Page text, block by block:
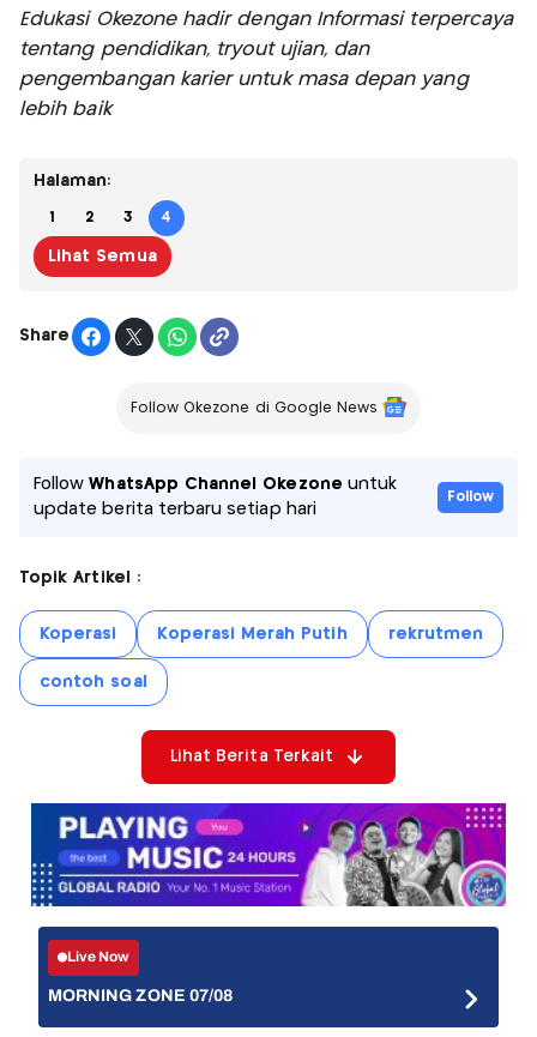
Edukasi Okezone hadir dengan Informasi terpercaya
tentang pendidikan, tryout ujian, dan
pengembangan karier untuk masa depan yang
lebih baik
Halaman:
1 2 3 4
Lihat Semua
Share
Follow Okezone di Google News
FollowWhatsApp Channel Okezone untuk
update berita terbaru setiap hari
Follow
Topik Artikel :
Koperasi Koperasi Merah Putih rekrutmen
contoh soal
Lihat Berita Terkait
Live Now
MORNING ZONE 07/08